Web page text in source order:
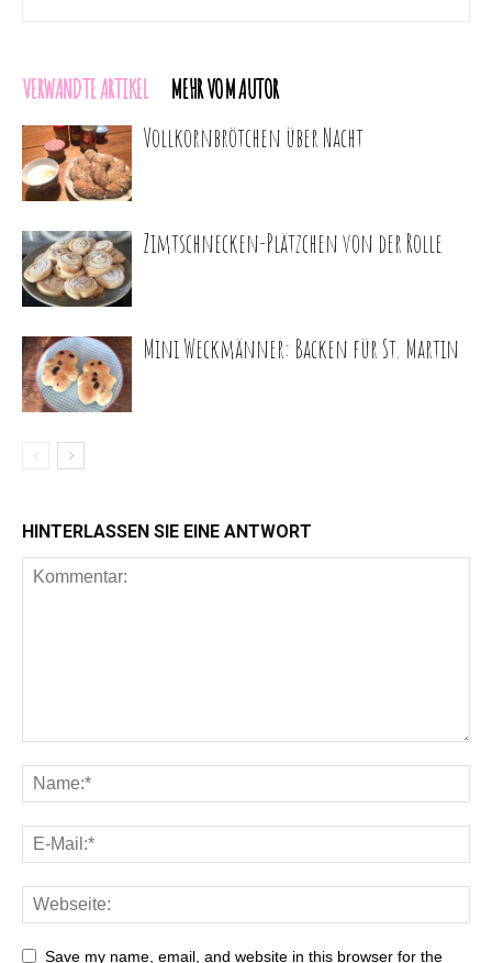
VERWANDTE ARTIKEL
MEHR VOM AUTOR
Vollkornbrötchen über Nacht
Zimtschnecken-Plätzchen von der Rolle
Mini Weckmänner: Backen für St. Martin
HINTERLASSEN SIE EINE ANTWORT
Save my name, email, and website in this browser for the